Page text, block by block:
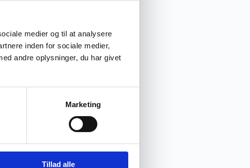
medier og til at analysere
inden for sociale medier,
andre oplysninger, du har givet
Marketing
Tillad alle